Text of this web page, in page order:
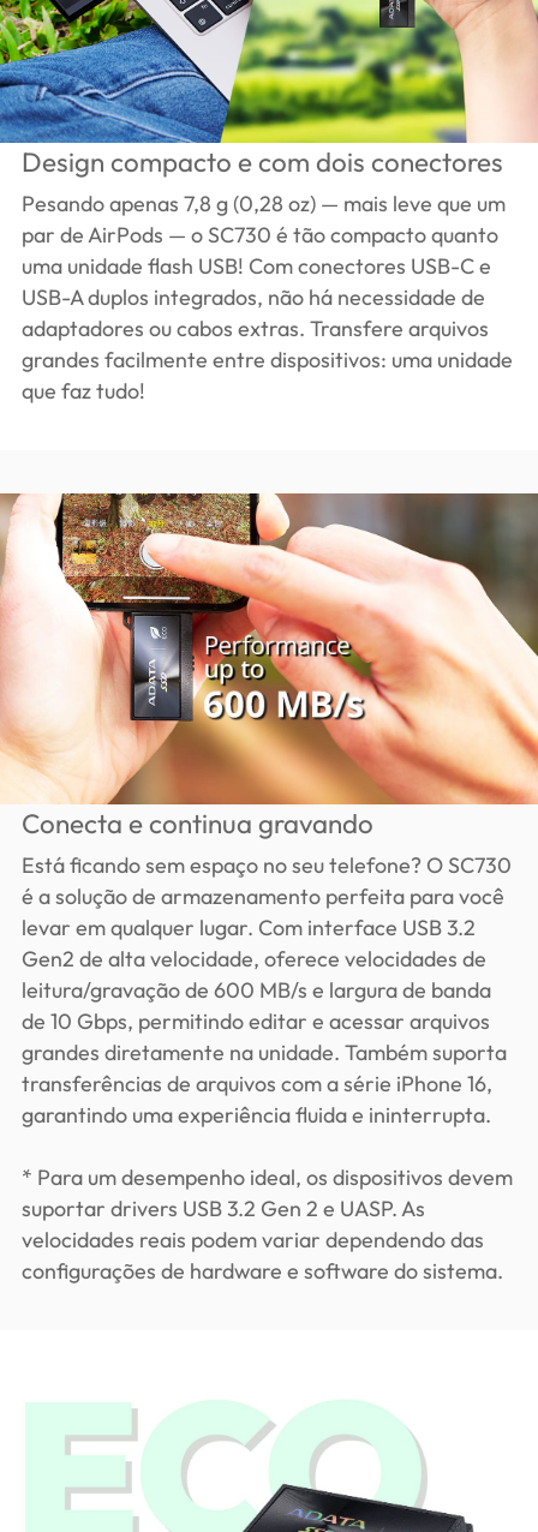
Design compacto e com dois conectores
Pesando apenas 7,8 g (0,28 oz) — mais leve que um
par de AirPods — o SC730 é tão compacto quanto
uma unidade flash USB! Com conectores USB-C e
USB-A duplos integrados, não há necessidade de
adaptadores ou cabos extras. Transfere arquivos
grandes facilmente entre dispositivos: uma unidade
que faz tudo!
Conecta e continua gravando
Está ficando sem espaço no seu telefone? O SC730
é a solução de armazenamento perfeita para você
levar em qualquer lugar. Com interface USB 3.2
Gen2 de alta velocidade, oferece velocidades de
leitura/gravação de 600 MB/s e largura de banda
de 10 Gbps, permitindo editar e acessar arquivos
grandes diretamente na unidade. Também suporta
transferências de arquivos com a série iPhone 16,
garantindo uma experiência fluida e ininterrupta.
* Para um desempenho ideal, os dispositivos devem
suportar drivers USB 3.2 Gen 2 e UASP. As
velocidades reais podem variar dependendo das
configurações de hardware e software do sistema.